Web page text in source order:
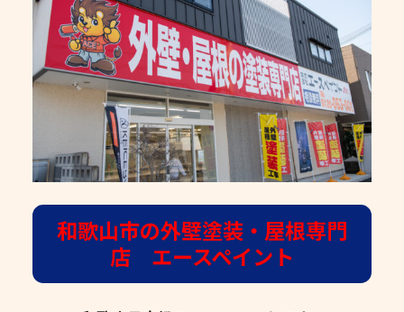
和歌山市の外壁塗装・屋根専門
店 エースペイント